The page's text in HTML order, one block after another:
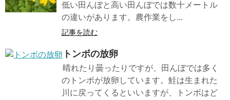
低い田んぼと高い田んぼでは数十メートル
の違いがあります。農作業をし...
記事を読む
トンボの放卵
晴れたり曇ったりですが、田んぼでは多く
のトンボが放卵しています。鮭は生まれた
川に戻ってくるといいますが、トンボはど